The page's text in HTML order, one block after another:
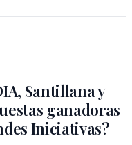
Santillana y
ganadoras
Iniciativas?